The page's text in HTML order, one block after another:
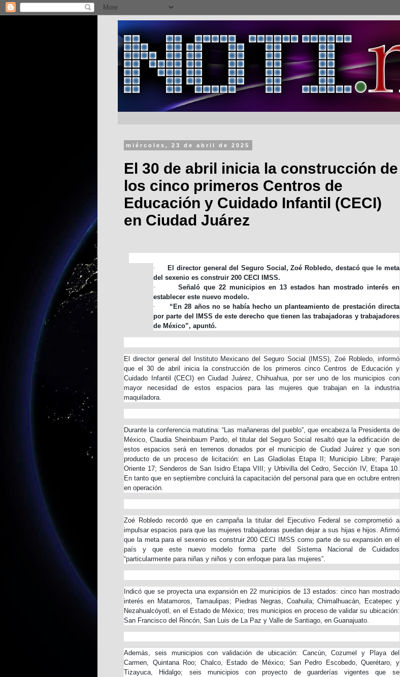
miércoles, 23 de abril de 2025
El 30 de abril inicia la construcción de
los cinco primeros Centros de
Educación y Cuidado Infantil (CECI)
en Ciudad Juárez
·
El director general del Seguro Social, Zoé Robledo, destacó que le meta
del sexenio es construir 200 CECI IMSS.
·
Señaló que 22 municipios en 13 estados han mostrado interés en
establecer este nuevo modelo.
·
“En 28 años no se había hecho un planteamiento de prestación directa
por parte del IMSS de este derecho que tienen las trabajadoras y trabajadores
de México”, apuntó.
El director general del Instituto Mexicano del Seguro Social (IMSS), Zoé Robledo, informó
que el 30 de abril inicia la construcción de los primeros cinco Centros de Educación y
Cuidado Infantil (CECI) en Ciudad Juárez, Chihuahua, por ser uno de los municipios con
mayor necesidad de estos espacios para las mujeres que trabajan en la industria
maquiladora.
Durante la conferencia matutina: “Las mañaneras del pueblo”, que encabeza la Presidenta de
México, Claudia Sheinbaum Pardo, el titular del Seguro Social resaltó que la edificación de
estos espacios será en terrenos donados por el municipio de Ciudad Juárez y que son
producto de un proceso de licitación: en Las Gladiolas Etapa II; Municipio Libre; Paraje
Oriente 17; Senderos de San Isidro Etapa VIII; y Urbivilla del Cedro, Sección IV, Etapa 10.
En tanto que en septiembre concluirá la capacitación del personal para que en octubre entren
en operación.
Zoé Robledo recordó que en campaña la titular del Ejecutivo Federal se comprometió a
impulsar espacios para que las mujeres trabajadoras puedan dejar a sus hijas e hijos. Afirmó
que la meta para el sexenio es construir 200 CECI IMSS como parte de su expansión en el
país y que este nuevo modelo forma parte del Sistema Nacional de Cuidados
“particularmente para niñas y niños y con enfoque para las mujeres”.
Indicó que se proyecta una expansión en 22 municipios de 13 estados: cinco han mostrado
interés en Matamoros, Tamaulipas; Piedras Negras, Coahuila; Chimalhuacán, Ecatepec y
Nezahualcóyotl, en el Estado de México; tres municipios en proceso de validar su ubicación:
San Francisco del Rincón, San Luis de La Paz y Valle de Santiago, en Guanajuato.
Además, seis municipios con validación de ubicación: Cancún, Cozumel y Playa del
Carmen, Quintana Roo; Chalco, Estado de México; San Pedro Escobedo, Querétaro, y
Tizayuca, Hidalgo; seis municipios con proyecto de guarderías vigentes que se